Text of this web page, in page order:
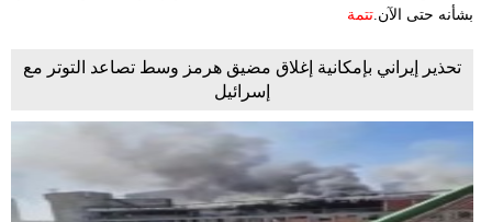
بشأنه حتى الآن.تتمة
تحذير إيراني بإمكانية إغلاق مضيق هرمز وسط تصاعد التوتر مع
إسرائيل